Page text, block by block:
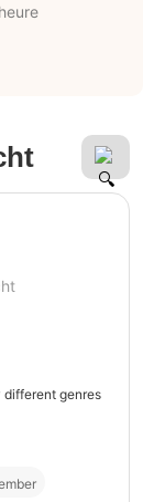
different genres